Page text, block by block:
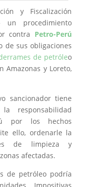
y Fiscalización
procedimiento
contra Petro-Perú
de sus obligaciones
de petróleo
Amazonas y Loreto,
sancionador tiene
responsabilidad
por los hechos
ello, ordenarle la
de limpieza y
afectadas.
de petróleo podría